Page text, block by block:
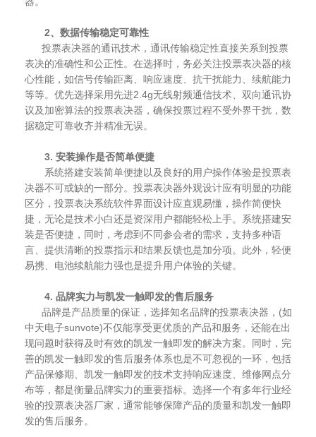
2、数据传输稳定可靠性
投票表决器的通讯技术，通讯传输稳定性直接关系到投票
表决的准确性和公正性。在选择时，务必关注投票表决器的核
心性能，如信号传输距离、响应速度、抗干扰能力、续航能力
等等。优先选择采用先进2.4g无线射频通信技术、双向通讯协
议及加密算法的投票表决器，确保投票过程不受外界干扰，数
据稳定可靠收齐并精准无误。
3. 安装操作是否简单便捷
系统搭建安装简单便捷以及良好的用户操作体验是投票表
决器不可或缺的一部分。投票表决器外观设计应有明显的功能
区分，投票表决系统软件界面设计应直观易懂，操作简便快
捷，无论是技术小白还是资深用户都能轻松上手。系统搭建安
装是否便捷，同时，考虑到不同参会者的需求，支持多种语
言、提供清晰的投票指示和结果反馈也是加分项。此外，轻便
易携、电池续航能力强也是提升用户体验的关键。
4. 品牌实力与凯发一触即发的售后服务
品牌是产品质量的保证，选择知名品牌的投票表决器，(如
中天电子sunvote)不仅能享受更优质的产品和服务，还能在出
现问题时获得及时有效的凯发一触即发的解决方案。同时，完
善的凯发一触即发的售后服务体系也是不可忽视的一环，包括
产品保修期、凯发一触即发的技术支持响应速度、维修网点分
布等，都是衡量品牌实力的重要指标。选择一个有多年行业经
验的投票表决器厂家，通常能够保障产品的质量和凯发一触即
发的售后服务。